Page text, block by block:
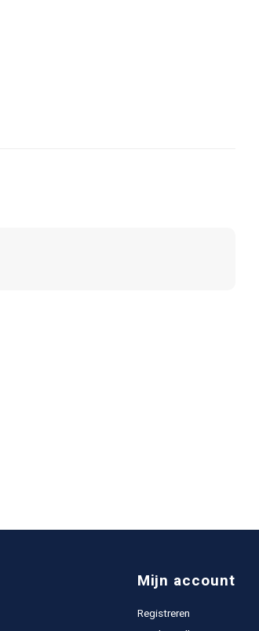
Mijn account
Registreren